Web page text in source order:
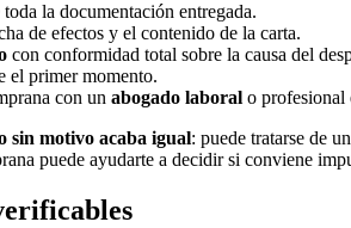
la documentación entregada.
de efectos y el contenido de la carta.
con conformidad total sobre la causa del
el primer momento.
con un abogado laboral o profesional
sin motivo acaba igual: puede tratarse de
puede ayudarte a decidir si conviene